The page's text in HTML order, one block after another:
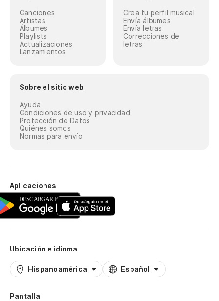
Canciones
Artistas
Álbumes
Playlists
Actualizaciones
Lanzamientos
Crea tu perfil musical
Envía álbumes
Envía letras
Correcciones de
letras
Sobre el sitio web
Ayuda
Condiciones de uso y privacidad
Protección de Datos
Quiénes somos
Normas para envío
Aplicaciones
Ubicación e idioma
Hispanoamérica Español
Pantalla